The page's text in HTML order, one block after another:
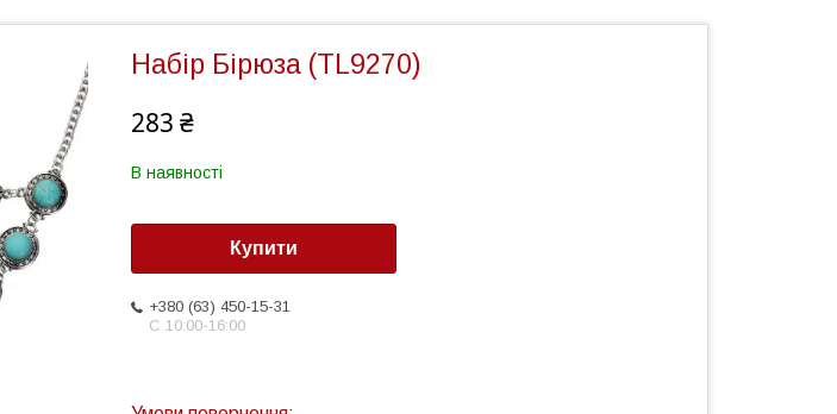
Набір Бірюза (TL9270)
283 ₴
В наявності
Купити
+380 (63) 450-15-31
С 10:00-16:00